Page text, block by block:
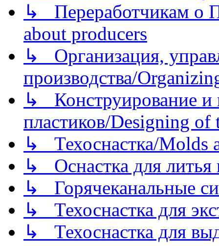
↳ Переработчикам о
about producers
↳ Организация,
производства/
↳ Конструирование и
пластиков/Designing of
↳ Техоснастка/Molds
↳ Оснастка для литья
↳ Горячеканальные
↳ Техоснастка для
↳ Техоснастка для